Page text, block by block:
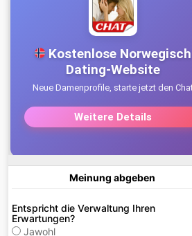
Meinung abgeben
Entspricht die Verwaltung Ihren
Erwartungen?
Jawohl